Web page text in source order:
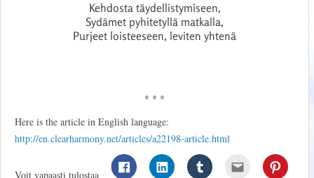
Kehdosta täydellistymiseen,
Sydämet pyhitetyllä matkalla,
Purjeet loisteeseen, leviten yhtenä
* * *
Here is the article in English language:
http://en.clearharmony.net/articles/a22198-article.html
Voit vapaasti tulostaa